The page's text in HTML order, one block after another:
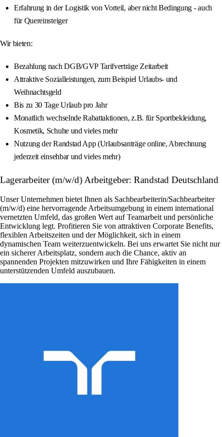
Erfahrung in der Logistik von Vorteil, aber nicht Bedingung - auch
für Quereinsteiger
Wir bieten:
Bezahlung nach DGB/GVP Tarifverträge Zeitarbeit
Attraktive Sozialleistungen, zum Beispiel Urlaubs- und
Weihnachtsgeld
Bis zu 30 Tage Urlaub pro Jahr
Monatlich wechselnde Rabattaktionen, z.B. für Sportbekleidung,
Kosmetik, Schuhe und vieles mehr
Nutzung der Randstad App (Urlaubsanträge online, Abrechnung
jederzeit einsehbar und vieles mehr)
Lagerarbeiter (m/w/d) Arbeitgeber: Randstad Deutschland
Unser Unternehmen bietet Ihnen als Sachbearbeiterin/Sachbearbeiter
(m/w/d) eine hervorragende Arbeitsumgebung in einem international
vernetzten Umfeld, das großen Wert auf Teamarbeit und persönliche
Entwicklung legt. Profitieren Sie von attraktiven Corporate Benefits,
flexiblen Arbeitszeiten und der Möglichkeit, sich in einem
dynamischen Team weiterzuentwickeln. Bei uns erwartet Sie nicht nur
ein sicherer Arbeitsplatz, sondern auch die Chance, aktiv an
spannenden Projekten mitzuwirken und Ihre Fähigkeiten in einem
unterstützenden Umfeld auszubauen.